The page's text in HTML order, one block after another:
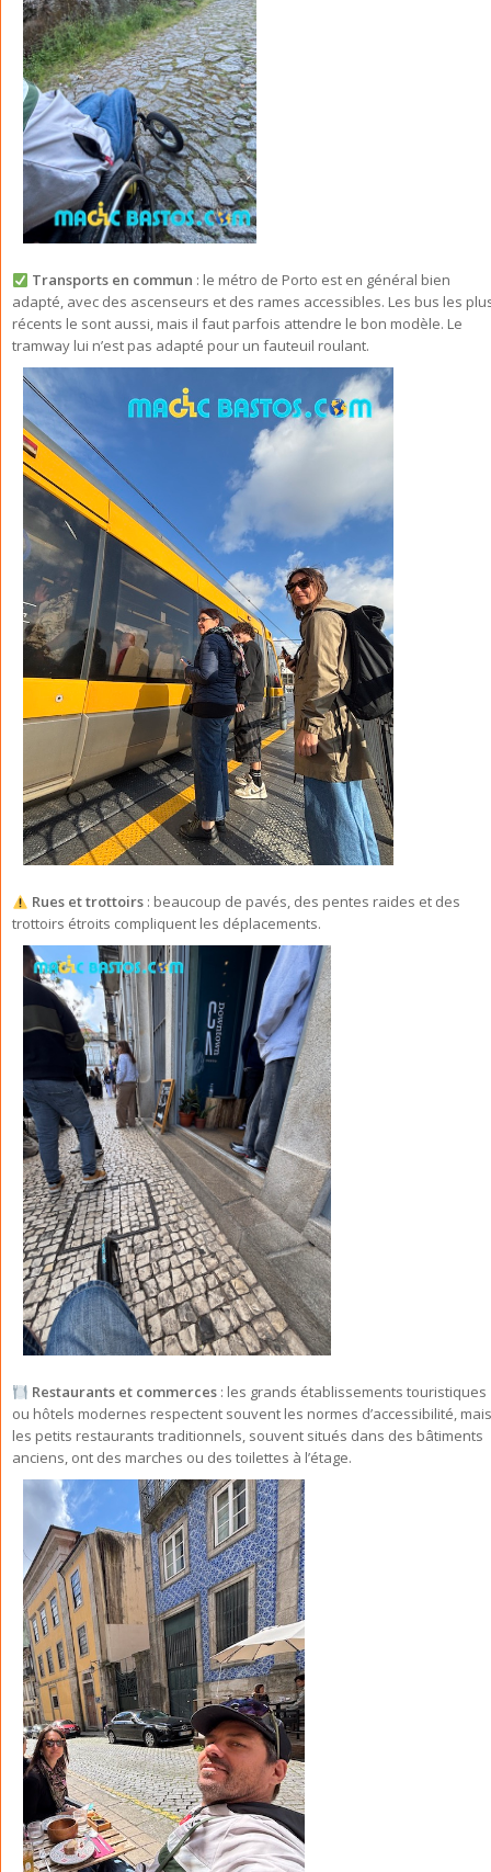
Transports en commun : le métro de Porto est en général bien
adapté, avec des ascenseurs et des rames accessibles. Les bus les
récents le sont aussi, mais il faut parfois attendre le bon modèle. Le
tramway lui n’est pas adapté pour un fauteuil roulant.
Rues et trottoirs: beaucoup de pavés, des pentes raides et des
trottoirs étroits compliquent les déplacements.
Restaurants et commerces: les grands établissements touristiques
ou hôtels modernes respectent souvent les normes d’accessibilité, mais
les petits restaurants traditionnels, souvent situés dans des bâtiments
anciens, ont des marches ou des toilettes à l’étage.